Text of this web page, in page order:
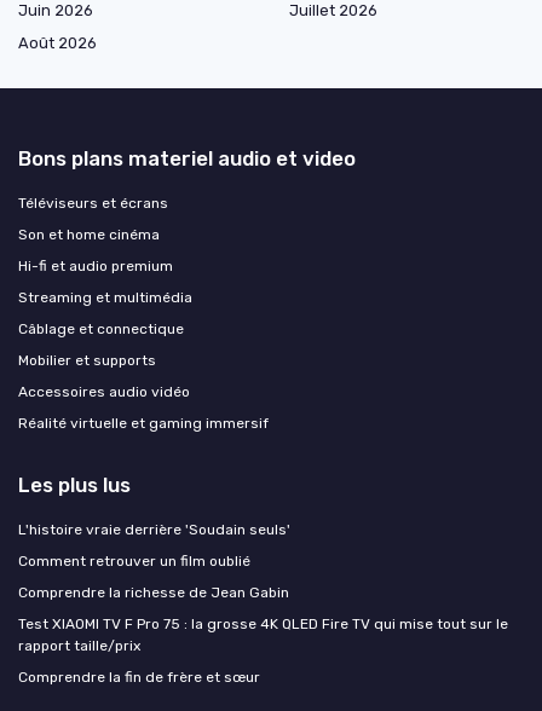
Juin 2026
Juillet 2026
Août 2026
Bons plans materiel audio et video
Téléviseurs et écrans
Son et home cinéma
Hi-fi et audio premium
Streaming et multimédia
Câblage et connectique
Mobilier et supports
Accessoires audio vidéo
Réalité virtuelle et gaming immersif
Les plus lus
L'histoire vraie derrière 'Soudain seuls'
Comment retrouver un film oublié
Comprendre la richesse de Jean Gabin
Test XIAOMI TV F Pro 75 : la grosse 4K QLED Fire TV qui mise tout sur le
rapport taille/prix
Comprendre la fin de frère et sœur